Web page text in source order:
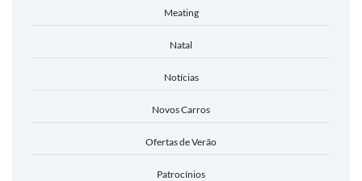
Meating
Natal
Notícias
Novos Carros
Ofertas de Verão
Patrocínios